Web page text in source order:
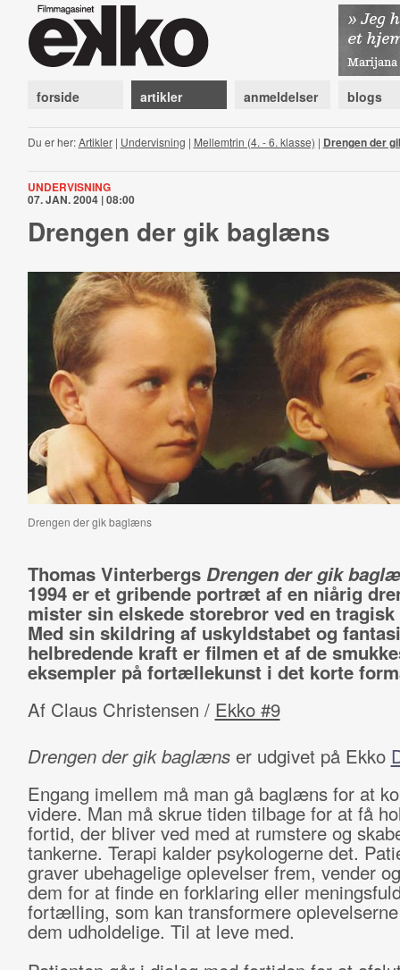
forside artikler anmeldelser blogs
Du er her:Artikler| Undervisning | Mellemtrin (4. - 6. klasse) | Drengen der
UNDERVISNING
07. JAN. 2004 | 08:00
Drengen der gik baglæns
Drengen der gik baglæns
Thomas Vinterbergs Drengen der gik
1994 er et gribende portræt af en niårig
mister sin elskede storebror ved en
Med sin skildring af uskyldstabet og
helbredende kraft er filmen et af de
eksempler på fortællekunst i det korte
Af Claus Christensen / Ekko #9
Drengen der gik baglænser udgivet på Ekko
Engang imellem må man gå baglæns for at
videre. Man må skrue tiden tilbage for at få
fortid, der bliver ved med at rumstere og
tankerne. Terapi kalder psykologerne det.
graver ubehagelige oplevelser frem, vender
dem for at finde en forklaring eller
fortælling, som kan transformere
dem udholdelige. Til at leve med.